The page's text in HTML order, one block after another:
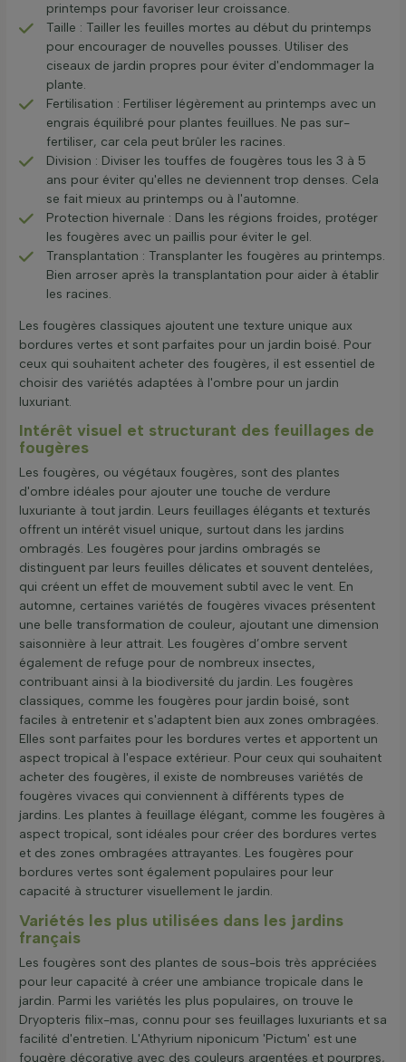
printemps pour favoriser leur croissance.
Taille : Tailler les feuilles mortes au début du printemps
pour encourager de nouvelles pousses. Utiliser des
ciseaux de jardin propres pour éviter d'endommager la
plante.
Fertilisation : Fertiliser légèrement au printemps avec un
engrais équilibré pour plantes feuillues. Ne pas sur-
fertiliser, car cela peut brûler les racines.
Division : Diviser les touffes de fougères tous les 3 à 5
ans pour éviter qu'elles ne deviennent trop denses. Cela
se fait mieux au printemps ou à l'automne.
Protection hivernale : Dans les régions froides, protéger
les fougères avec un paillis pour éviter le gel.
Transplantation : Transplanter les fougères au printemps.
Bien arroser après la transplantation pour aider à établir
les racines.
Les fougères classiques ajoutent une texture unique aux
bordures vertes et sont parfaites pour un jardin boisé. Pour
ceux qui souhaitent acheter des fougères, il est essentiel de
choisir des variétés adaptées à l'ombre pour un jardin
luxuriant.
Intérêt visuel et structurant des feuillages de
fougères
Les fougères, ou végétaux fougères, sont des plantes
d'ombre idéales pour ajouter une touche de verdure
luxuriante à tout jardin. Leurs feuillages élégants et texturés
offrent un intérêt visuel unique, surtout dans les jardins
ombragés. Les fougères pour jardins ombragés se
distinguent par leurs feuilles délicates et souvent dentelées,
qui créent un effet de mouvement subtil avec le vent. En
automne, certaines variétés de fougères vivaces présentent
une belle transformation de couleur, ajoutant une dimension
saisonnière à leur attrait. Les fougères d’ombre servent
également de refuge pour de nombreux insectes,
contribuant ainsi à la biodiversité du jardin. Les fougères
classiques, comme les fougères pour jardin boisé, sont
faciles à entretenir et s'adaptent bien aux zones ombragées.
Elles sont parfaites pour les bordures vertes et apportent un
aspect tropical à l'espace extérieur. Pour ceux qui souhaitent
acheter des fougères, il existe de nombreuses variétés de
fougères vivaces qui conviennent à différents types de
jardins. Les plantes à feuillage élégant, comme les fougères à
aspect tropical, sont idéales pour créer des bordures vertes
et des zones ombragées attrayantes. Les fougères pour
bordures vertes sont également populaires pour leur
capacité à structurer visuellement le jardin.
Variétés les plus utilisées dans les jardins
français
Les fougères sont des plantes de sous-bois très appréciées
pour leur capacité à créer une ambiance tropicale dans le
jardin. Parmi les variétés les plus populaires, on trouve le
Dryopteris filix-mas, connu pour ses feuillages luxuriants et sa
facilité d'entretien. L'Athyrium niponicum 'Pictum' est une
fougère décorative avec des couleurs argentées et pourpres,